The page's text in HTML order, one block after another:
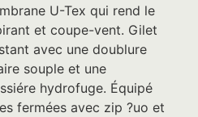
U-Tex qui rend le
et coupe-vent. Gilet
avec une doublure
souple et une
hydrofuge. Équipé
fermées avec zip ?uo et